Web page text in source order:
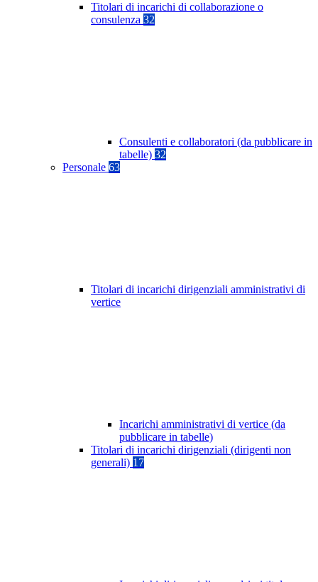
Titolari di incarichi di collaborazione o
consulenza 32
Consulenti e collaboratori (da pubblicare in
tabelle) 32
Personale 63
Titolari di incarichi dirigenziali amministrativi di
vertice
Incarichi amministrativi di vertice (da
pubblicare in tabelle)
Titolari di incarichi dirigenziali (dirigenti non
generali) 17